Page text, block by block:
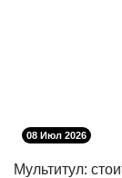
08 Июл 2026
Мультитул: